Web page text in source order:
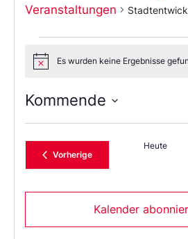
Veranstaltungen
NoticeEs wurden keine Ergebnisse
Kommende
das
DatumVorherigeVeranstaltungen
Heute
Kalender